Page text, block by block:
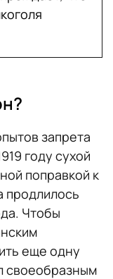
запрета
году сухой
поправкой к
продлилось
Чтобы
еще одну
своеобразным